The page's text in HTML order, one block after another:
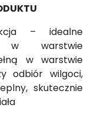
– idealne
w warstwie
w warstwie
odbiór wilgoci,
skutecznie